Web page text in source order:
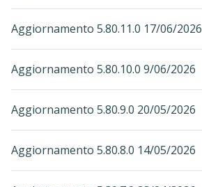
Aggiornamento 5.80.11.0 17/06/2026
Aggiornamento 5.80.10.0 9/06/2026
Aggiornamento 5.80.9.0 20/05/2026
Aggiornamento 5.80.8.0 14/05/2026